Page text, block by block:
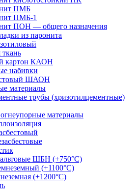
ПМБ
ПМБ-1
ПОН — общего назначения
из паронита
ткань
картон КАОН
набивки
ШАОН
материалы
трубы (хризотилцементные)
материалы
ШБН (+750°С)
(+1100°С)
(+1200°С)